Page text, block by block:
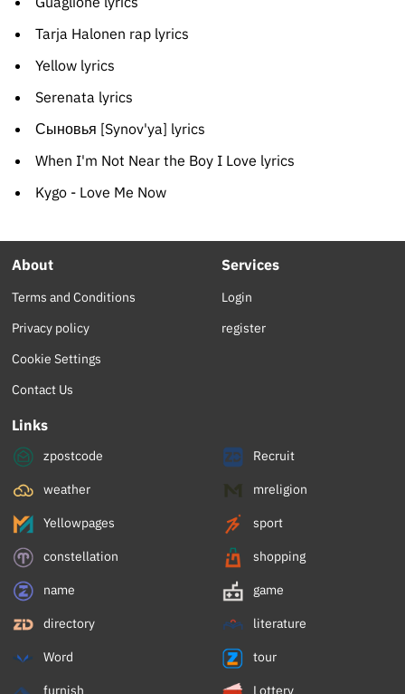
Tarja Halonen rap lyrics
Yellow lyrics
Serenata lyrics
Сыновья [Synov'ya] lyrics
When I'm Not Near the Boy I Love lyrics
Kygo - Love Me Now
About
Terms and Conditions
Privacy policy
Cookie Settings
Contact Us
Services
Login
register
Links
zpostcode Recruit
weather mreligion
Yellowpages sport
constellation shopping
name game
directory literature
Word tour
furnish Lottery